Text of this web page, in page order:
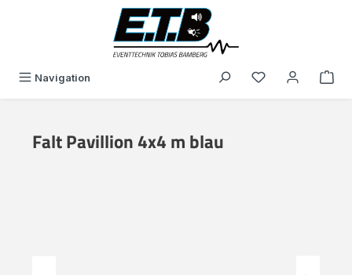
Navigation You have 0
Falt Pavillion 4x4 m blau